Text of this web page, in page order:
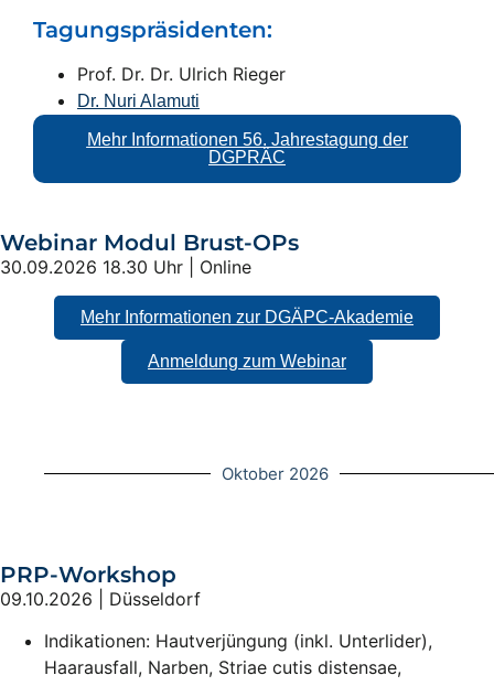
Tagungspräsidenten:
Prof. Dr. Dr. Ulrich Rieger
Dr. Nuri Alamuti
Mehr Informationen 56. Jahrestagung der
DGPRÄC
Webinar Modul Brust-OPs
30.09.2026 18.30 Uhr | Online
Mehr Informationen zur DGÄPC-Akademie
Anmeldung zum Webinar
Oktober 2026
PRP-Workshop
09.10.2026 | Düsseldorf
Indikationen: Hautverjüngung (inkl. Unterlider),
Haarausfall, Narben, Striae cutis distensae,